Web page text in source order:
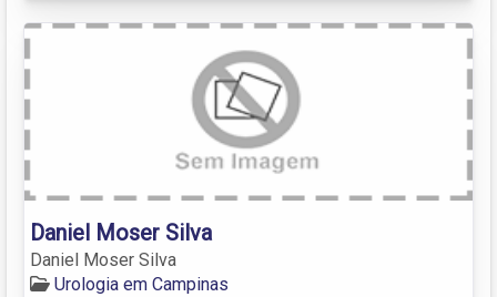
Daniel Moser Silva
Daniel Moser Silva
Urologia em Campinas